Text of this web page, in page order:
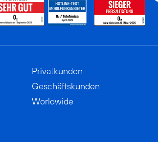
Privatkunden
Geschäftskunden
Worldwide